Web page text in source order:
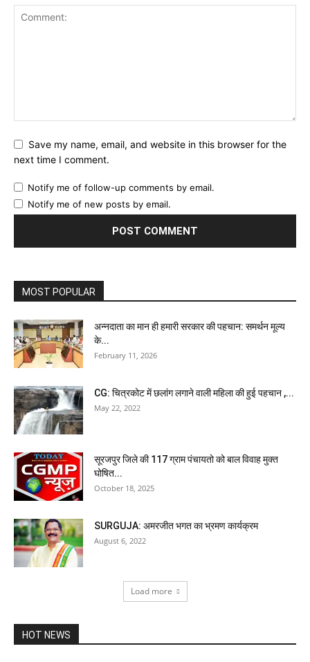
Save my name, email, and website in this browser for the
next time I comment.
Notify me of follow-up comments by email.
Notify me of new posts by email.
MOST POPULAR
अन्नदाता का मान ही हमारी सरकार की पहचान: समर्थन मूल्य
के...
February 11, 2026
CG: चित्रकोट में छलांग लगाने वाली महिला की हुई पहचान ,...
May 22, 2022
सूरजपुर जिले की 117 ग्राम पंचायतो को बाल विवाह मुक्त
घोषित...
October 18, 2025
SURGUJA: अमरजीत भगत का भ्रमण कार्यक्रम
August 6, 2022
Load more
HOT NEWS